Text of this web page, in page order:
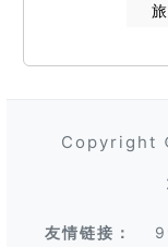
Copyright
友情链接：